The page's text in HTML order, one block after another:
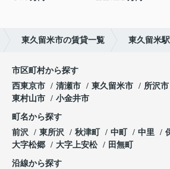
東久留米市の賃貸一覧 東久留米駅
市区町村から探す
西東京市
清瀬市 東久留米市 所沢市
東村山市
小金井市
町名から探す
前沢
東所沢 秋津町 中町 中里
大字松郷
大字上安松 田無町
沿線から探す